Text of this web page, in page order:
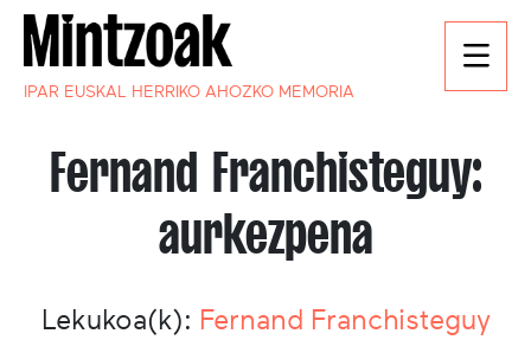
IPAR EUSKAL HERRIKO AHOZKO MEMORIA
Fernand Franchisteguy:
aurkezpena
Lekukoa(k): Fernand Franchisteguy